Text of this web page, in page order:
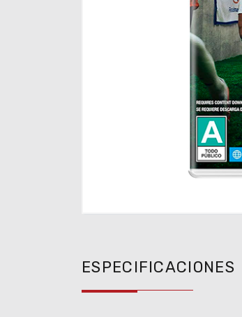
ESPECIFICACIONES